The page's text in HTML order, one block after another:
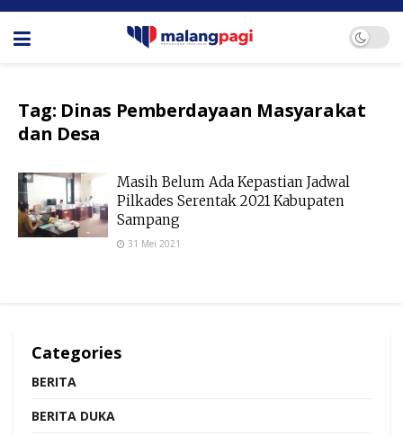
Tag: Dinas Pemberdayaan Masyarakat
dan Desa
Masih Belum Ada Kepastian Jadwal
Pilkades Serentak 2021 Kabupaten
Sampang
31 Mei 2021
Categories
BERITA
BERITA DUKA